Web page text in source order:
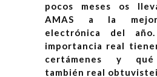
pocos meses os
AMAS a la mejor
electrónica del
importancia real
certámenes y qué
también real